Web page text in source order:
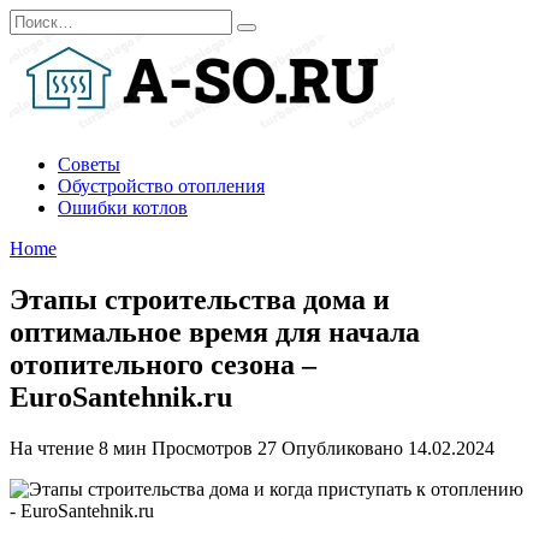
Перейти
к
содержанию
Search
for:
Советы
Обустройство отопления
Ошибки котлов
Home
Этапы строительства дома и
оптимальное время для начала
отопительного сезона –
EuroSantehnik.ru
На чтение 8 мин Просмотров 27 Опубликовано 14.02.2024